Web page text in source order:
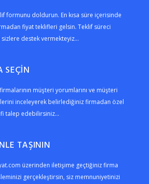
formunu doldurun. En kısa süre içerisinde
fiyat teklifleri gelsin. Teklif süreci
destek vermekteyiz...
SEÇİN
müşteri yorumlarını ve müşteri
inceleyerek belirlediğiniz firmadan özel
talep edebilirsiniz...
TAŞININ
üzerinden iletişime geçtiğiniz firma
gerçekleştirsin, siz memnuniyetinizi